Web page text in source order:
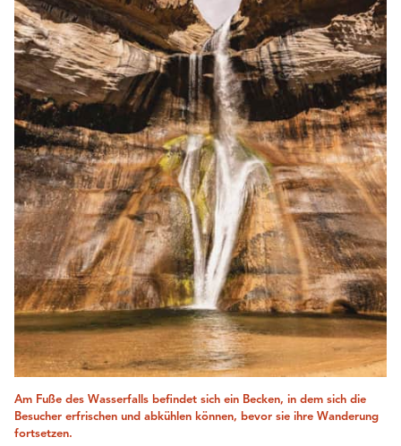
Am Fuße des Wasserfalls befindet sich ein Becken, in dem sich die
Besucher erfrischen und abkühlen können, bevor sie ihre Wanderung
fortsetzen.